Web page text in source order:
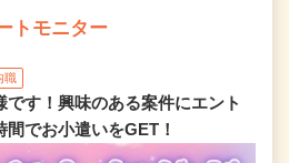
トモニター
職
す！興味のある案件にエント
でお小遣いをGET！